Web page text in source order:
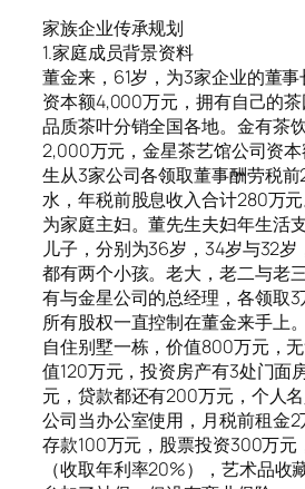
家族企业传承规划
1.家庭成员背景资料
董金来，61岁，为3家企业的董
资本额4,000万元，拥有自己的
品质茶叶分销全国各地。金有茶
2,000万元，金星茶艺馆公司资
生从3家公司各领取董事酬劳税
水，年税前股息收入合计280万
为家庭主妇。董先生夫妇年生活
儿子，分别为36岁，34岁与32岁
都有两个小孩。老大，老二与老
有与金星公司的总经理，各领取
所有股权一直控制在董金来手上
自住别墅一栋，价值800万元，
值120万元，投资房产有3处门面
元，贷款都还有200万元，个人
公司当办公室使用，月税前租金
存款100万元，股票投资300万
（收取年利率20%），艺术品收